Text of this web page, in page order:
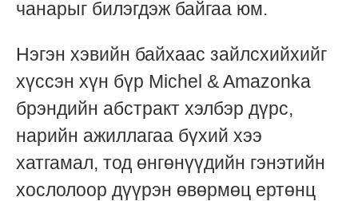
чанарыг билэгдэж байгаа юм.
Нэгэн хэвийн байхаас зайлсхийхийг
хүссэн хүн бүр Michel & Amazonka
брэндийн абстракт хэлбэр дүрс,
нарийн ажиллагаа бүхий хээ
хатгамал, тод өнгөнүүдийн гэнэтийн
хослолоор дүүрэн өвөрмөц ертөнц